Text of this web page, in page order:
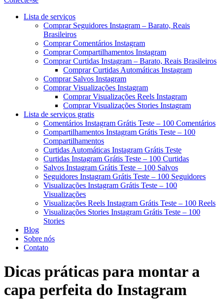
Menu
Lista de serviços
Comprar Seguidores Instagram – Barato, Reais
Brasileiros
Comprar Comentários Instagram
Comprar Compartilhamentos Instagram
Comprar Curtidas Instagram – Barato, Reais Brasileiros
Comprar Curtidas Automáticas Instagram
Comprar Salvos Instagram
Comprar Visualizações Instagram
Comprar Visualizações Reels Instagram
Comprar Visualizações Stories Instagram
Lista de serviços gratis
Comentários Instagram Grátis Teste – 100 Comentários
Compartilhamentos Instagram Grátis Teste – 100
Compartilhamentos
Curtidas Automáticas Instagram Grátis Teste
Curtidas Instagram Grátis Teste – 100 Curtidas
Salvos Instagram Grátis Teste – 100 Salvos
Seguidores Instagram Grátis Teste – 100 Seguidores
Visualizações Instagram Grátis Teste – 100
Visualizações
Visualizações Reels Instagram Grátis Teste – 100 Reels
Visualizações Stories Instagram Grátis Teste – 100
Stories
Blog
Sobre nós
Contato
Dicas práticas para montar a
capa perfeita do Instagram